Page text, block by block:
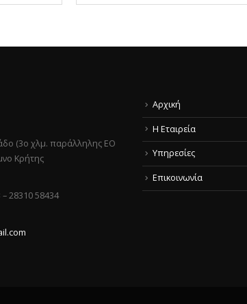
(3ο χλμ. παράλληλης ΕΟ
Κρήτης
28310 58434
Αρχική
Η Εταιρεία
Υπηρεσίες
Επικοινωνία